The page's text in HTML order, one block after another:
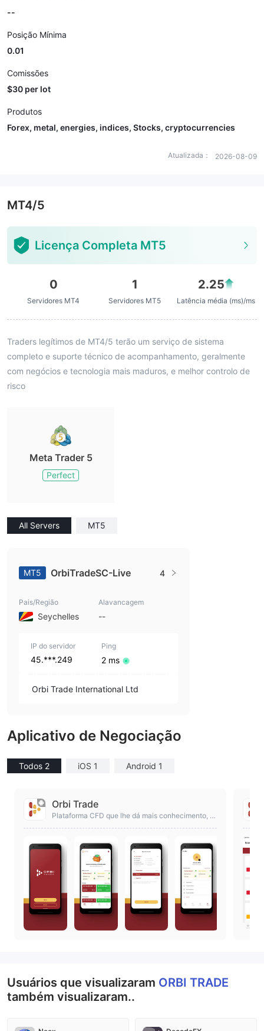
--
Posição Mínima
0.01
Comissões
$30 per lot
Produtos
Forex, metal, energies, indices, Stocks, cryptocurrencies
Atualizada： 2026-08-09
MT4/5
Licença Completa MT5
0
Servidores MT4
1
Servidores MT5
2.25
Latência média (ms)/ms
Traders legítimos de MT4/5 terão um serviço de sistema
completo e suporte técnico de acompanhamento, geralmente
com negócios e tecnologia mais maduros, e melhor controlo de
risco
Meta Trader 5
Perfect
All Servers MT5
MT5 OrbiTradeSC-Live 4
Pais/Região
Seychelles
Alavancagem
--
IP do servidor
45.***.249
Ping
2 ms
Orbi Trade International Ltd
Aplicativo de Negociação
Todos 2 iOS 1 Android 1
Orbi Trade
Plataforma CFD que lhe dá mais conhecimento, m
Usuários que visualizaram ORBI TRADE
também visualizaram..